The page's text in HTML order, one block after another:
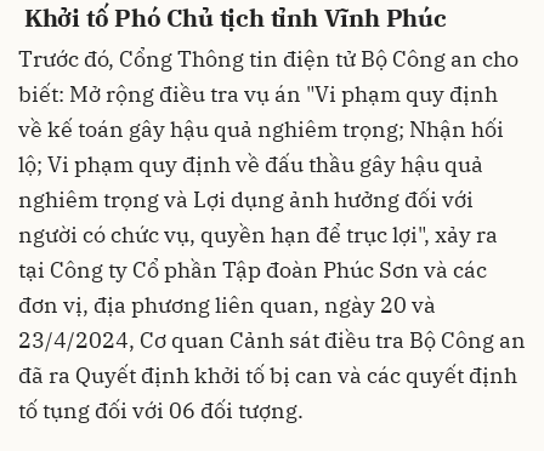
Khởi tố Phó Chủ tịch tỉnh Vĩnh Phúc
Trước đó, Cổng Thông tin điện tử Bộ Công an cho
biết: Mở rộng điều tra vụ án "Vi phạm quy định
về kế toán gây hậu quả nghiêm trọng; Nhận hối
lộ; Vi phạm quy định về đấu thầu gây hậu quả
nghiêm trọng và Lợi dụng ảnh hưởng đối với
người có chức vụ, quyền hạn để trục lợi", xảy ra
tại Công ty Cổ phần Tập đoàn Phúc Sơn và các
đơn vị, địa phương liên quan, ngày 20 và
23/4/2024, Cơ quan Cảnh sát điều tra Bộ Công an
đã ra Quyết định khởi tố bị can và các quyết định
tố tụng đối với 06 đối tượng.